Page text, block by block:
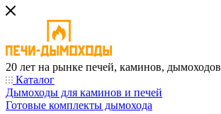
20 лет на рынке печей, каминов, дымоходов
Каталог
Дымоходы для каминов и печей
Готовые комплекты дымохода